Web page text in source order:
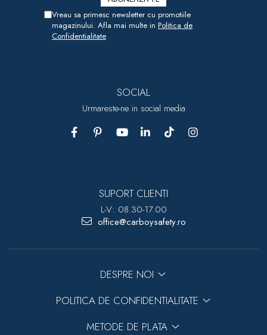
Vreau sa primesc newsletter cu promotiile
magazinului. Afla mai multe in Politica de
Confidentialitate
SOCIAL
Urmareste-ne in social media
SUPORT CLIENTI
L-V: 08.30-17.00
office@carboysafety.ro
DESPRE NOI
POLITICA DE CONFIDENTIALITATE
METODE DE PLATA